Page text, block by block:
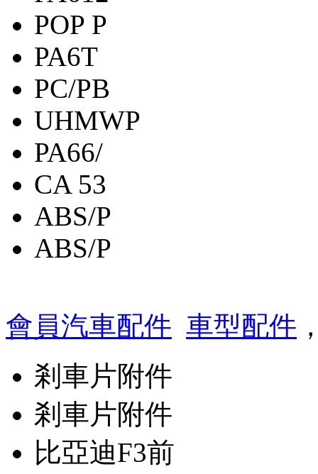
POP P
PA6T
PC/PB
UHMWP
PA66/
CA 53
ABS/P
ABS/P
會員汽車配件 車型配件
剎車片附件
剎車片附件
比亞迪F3前